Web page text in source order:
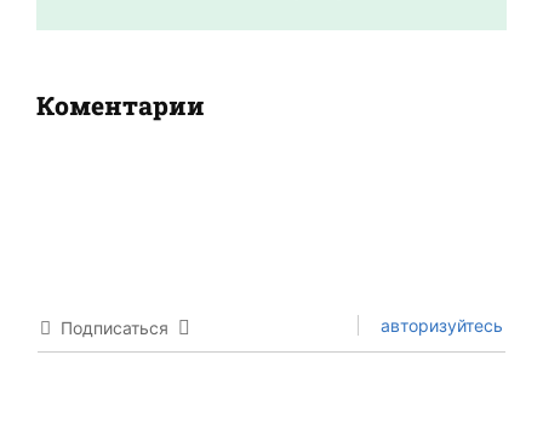
Коментарии
Подписаться авторизуйтесь